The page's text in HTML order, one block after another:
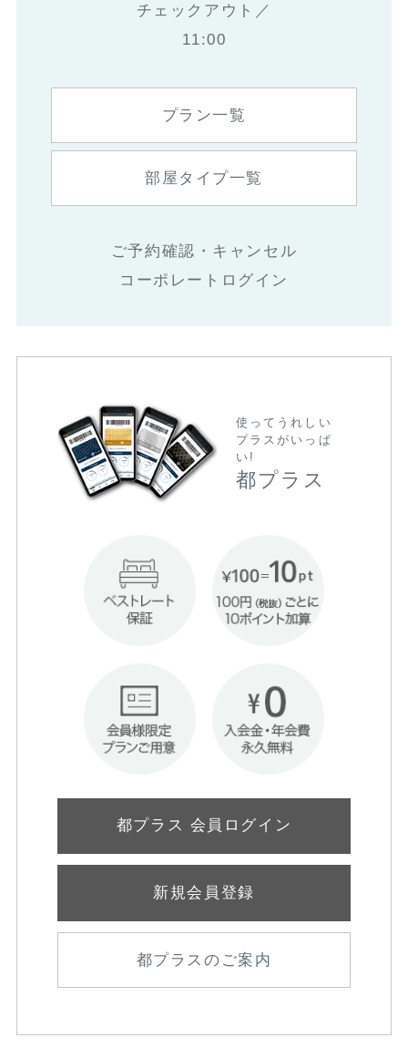
チェックアウト／
11:00
プラン一覧
部屋タイプ一覧
ご予約確認・キャンセル
コーポレートログイン
使ってうれしい
プラスがいっぱ
い!
都プラス
都プラス 会員ログイン
新規会員登録
都プラスのご案内